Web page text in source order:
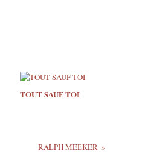
TOUT SAUF TOI
RALPH MEEKER